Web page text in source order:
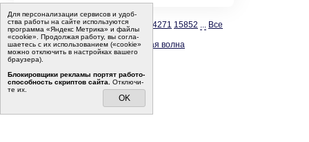
Аналоги к заданию №8100:14227 14271 15852 ... Все
Источник: ЕГЭ 05.05.2015. До­сроч­ная волна
Спрятать решение
·
Для пер­со­на­ли­за­ции сер­ви­сов и удоб­
ства ра­бо­ты на сайте ис­поль­зу­ют­ся
программа «Яндекс Метрика» и файлы
«cookie». Про­дол­жая ра­бо­ту, вы со­гла­
ша­е­тесь с их ис­поль­зо­ва­ни­ем («cookie»
мо­жно от­клю­чить в на­строй­ках ва­ше­го
бра­у­зе­ра).
Бло­ки­ров­щи­ки ре­кла­мы пор­тят ра­бо­то­
спо­соб­ность скрип­тов сайта.
Отклю­чи­
те их.
OK